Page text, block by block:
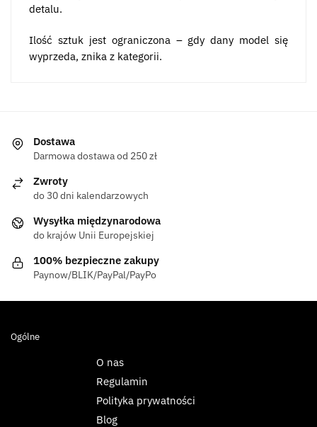
detalu.
Ilość sztuk jest ograniczona – gdy dany model się
wyprzeda, znika z kategorii.
Dostawa
Darmowa dostawa od 250 zł
Zwroty
do 30 dni kalendarzowych
Wysyłka międzynarodowa
do krajów Unii Europejskiej
100% bezpieczne zakupy
Paynow/BLIK/PayPal/PayPo
Ogólne
O nas
Regulamin
Polityka prywatności
Blog